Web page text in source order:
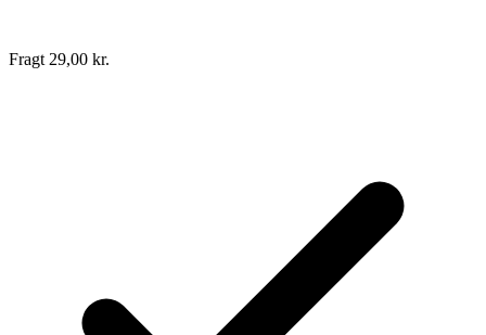
Fragt 29,00 kr.